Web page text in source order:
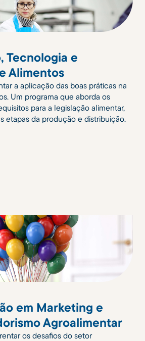
Tecnologia e
Alimentos
a aplicação das boas práticas na
Um programa que aborda os
para a legislação alimentar,
etapas da produção e distribuição.
em Marketing e
Agroalimentar
os desafios do setor